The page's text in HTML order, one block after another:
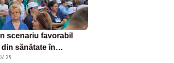
scenariu favorabil
sănătate în